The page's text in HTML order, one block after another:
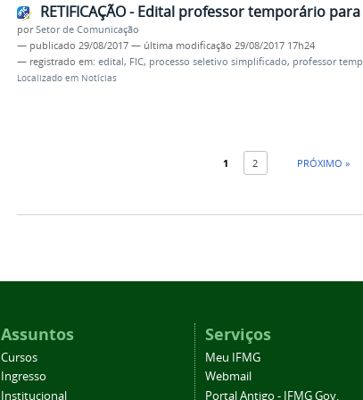
RETIFICAÇÃO - Edital professor temporário
porSetor de Comunicação
— publicado 29/08/2017 — última modificação 29/08/2017 17h24
— registrado em: edital, FIC, processo seletivo simplificado, professor
Localizado em Notícias
1 2 PRÓXIMO »
Assuntos
Cursos
Ingresso
Institucional
Serviços
Meu IFMG
Webmail
Portal Antigo - IFMG Gov.